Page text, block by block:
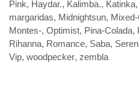
Pink, Haydar., Kalimba., Katinka,
margaridas, Midnightsun,
Montes-, Optimist, Pina-Colada,
Rihanna, Romance, Saba,
Vip, woodpecker, zembla